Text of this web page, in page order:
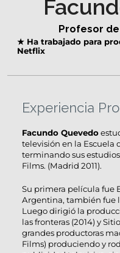
Profesor
★ Ha trabajado para
Netflix
Experiencia
Facundo Quevedo
televisión en la Escuela
terminando sus
Films. (Madrid 2011).
Su primera película fue
Argentina, también fue
Luego dirigió la
las fronteras (2014) y
grandes productoras
Films) produciendo y